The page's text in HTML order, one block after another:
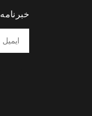
خبرنامه